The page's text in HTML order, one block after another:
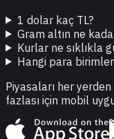
1 dolar kaç TL?
Gram altın ne
Kurlar ne sıklıkla
Hangi para
Piyasaları her
fazlası için mobil